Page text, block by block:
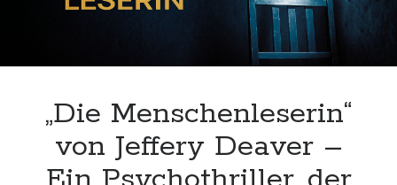
„Die Menschenleserin“
von Jeffery Deaver –